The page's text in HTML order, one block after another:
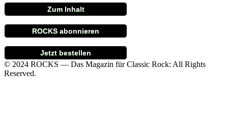
Zum Inhalt
ROCKS abonnieren
Jetzt bestellen
© 2024 ROCKS — Das Magazin für Classic Rock: All Rights
Reserved.